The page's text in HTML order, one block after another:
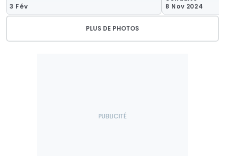
3 Fév 8 Nov 2024
PLUS DE PHOTOS